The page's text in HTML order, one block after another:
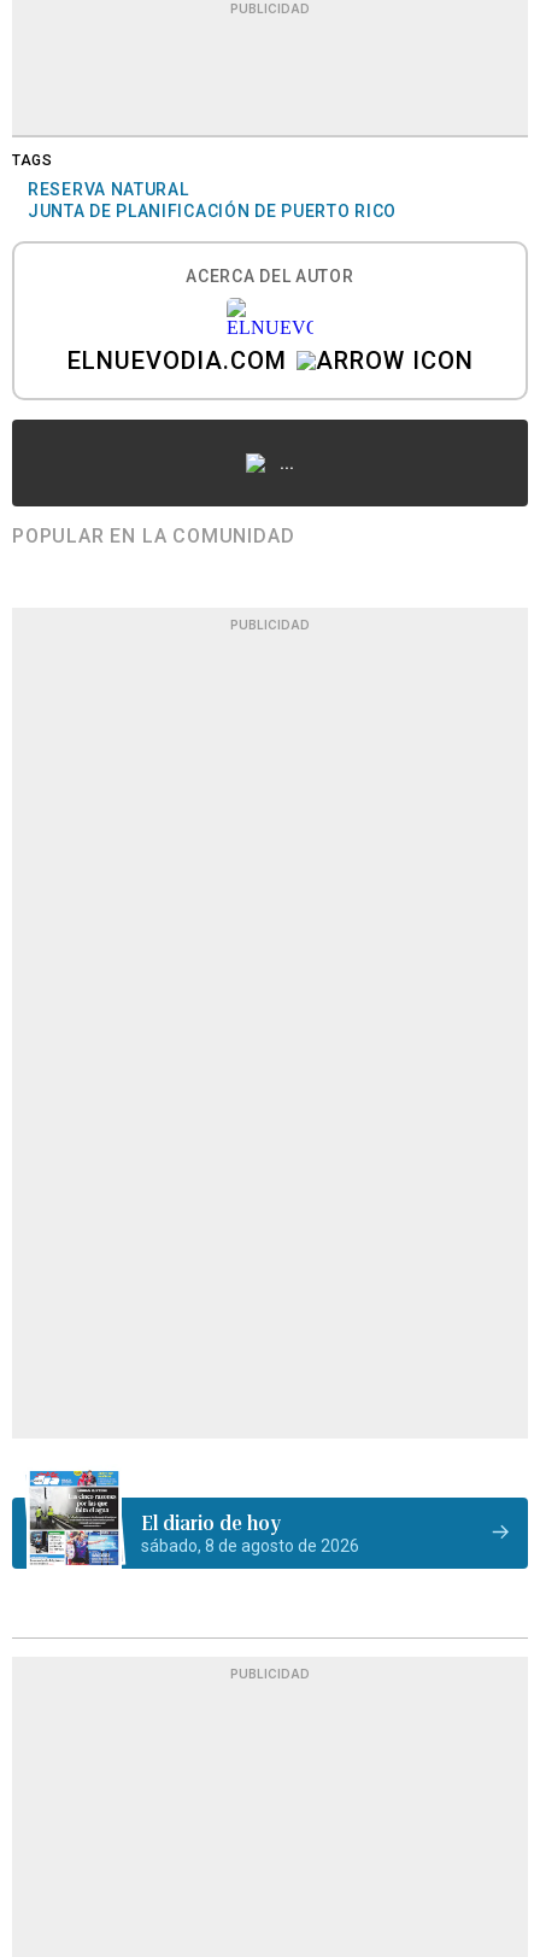
PUBLICIDAD
TAGS
RESERVA NATURAL
JUNTA DE PLANIFICACIÓN DE PUERTO RICO
ACERCA DEL AUTOR
ELNUEVODIA.COM
...
POPULAR EN LA COMUNIDAD
PUBLICIDAD
El diario de hoy
sábado, 8 de agosto de 2026
PUBLICIDAD